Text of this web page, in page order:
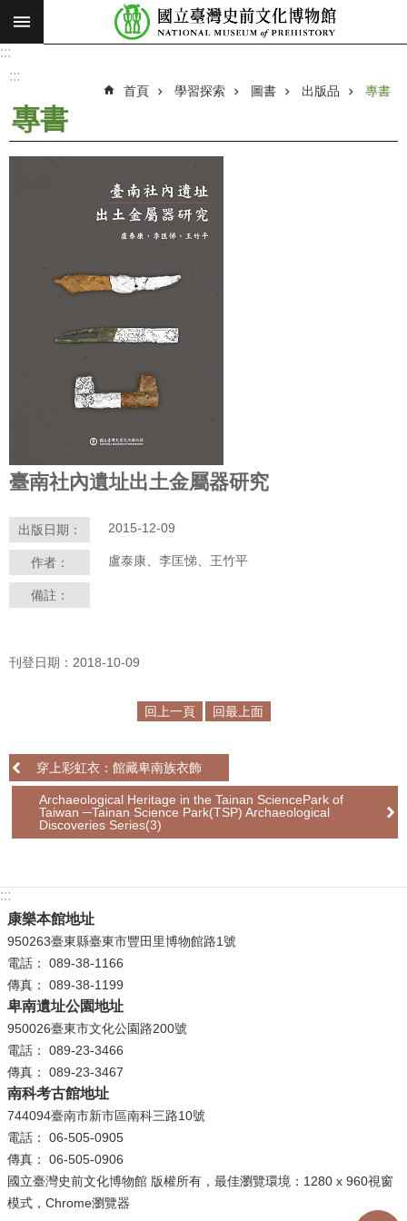
跳到主要內容區塊
搜
願
景
習
探
認
我
們
民
性
別
專
善
措
施
服
務
服
務
信
箱
網
站
導
:::
:::
首頁 學習探索 圖書 出版品 專書
專書
臺南社內遺址出土金屬器研究
出版日期： 2015-12-09
作者： 盧泰康、李匡悌、王竹平
備註：
刊登日期：2018-10-09
回上一頁 回最上面
穿上彩虹衣：館藏卑南族衣飾
Archaeological Heritage in the Tainan SciencePark of
Taiwan ─Tainan Science Park(TSP) Archaeological
Discoveries Series(3)
:::
康樂本館地址
950263臺東縣臺東市豐田里博物館路1號
電話： 089-38-1166
傳真： 089-38-1199
卑南遺址公園地址
950026臺東市文化公園路200號
電話： 089-23-3466
傳真： 089-23-3467
南科考古館地址
744094臺南市新市區南科三路10號
電話： 06-505-0905
傳真： 06-505-0906
國立臺灣史前文化博物館 版權所有，最佳瀏覽環境：1280 x 960視窗
模式，Chrome瀏覽器